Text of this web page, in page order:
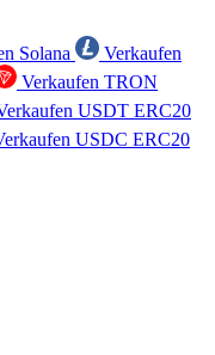
Solana
Verkaufen
Verkaufen TRON
USDT ERC20
USDC ERC20